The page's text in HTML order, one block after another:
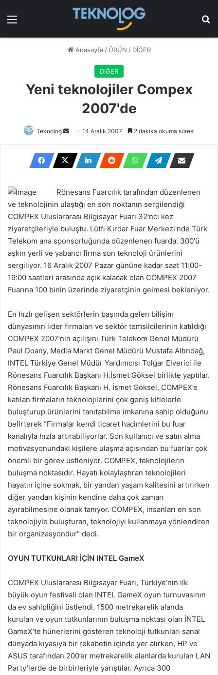
Menü
Anasayfa / ÜRÜN / DİĞER
DİĞER
Yeni teknolojiler Compex
2007'de
Teknolog
Bir
posta
göndermek
14 Aralık 2007 2 dakika okuma süresi
Rönesans Fuarcılık tarafından düzenlenen
ve teknolojinin ulaştığı en son noktanın sergilendiği
COMPEX Uluslararası Bilgisayar Fuarı 32'nci kez
ziyaretçileriyle buluştu. Lütfi Kırdar Fuar Merkezi'nde Türk
Telekom ana sponsorluğunda düzenlenen fuarda. 300'ü
aşkın yerli ve yabancı firma son teknoloji ürünlerini
sergiliyor. 16 Aralık 2007 Pazar gününe kadar saat 11:00-
19:00 saatleri arasında açık kalacak olan COMPEX 2007
Fuarına 100 binin üzerinde ziyaretçinin gelmesi bekleniyor.
En hızlı gelişen sektörlerin başında gelen bilişim
dünyasının lider firmaları ve sektör temsilcilerinin katıldığı
COMPEX 2007’nin açılışını Türk Telekom Genel Müdürü
Paul Doany, Media Markt Genel Müdürü Mustafa Altındağ,
INTEL Türkiye Genel Müdür Yardımcısı Tolgar Elverici ile
Rönesans Fuarcılık Başkanı H.İsmet Göksel birlikte yaptılar.
Rönesans Fuarcılık Başkanı H. İsmet Göksel, COMPEX’e
katılan firmaların teknolojilerini çok geniş kitlelerle
buluşturup ürünlerini tanıtabilme imkanına sahip olduğunu
belirterek “Firmalar kendi ticaret hacimlerini bu fuar
kanalıyla hızla artırabiliyorlar. Son kullanıcı ve satın alma
motivasyonundaki kişilere ulaşma açısından bu fuarlar çok
önemli bir görev üstleniyor. COMPEX, teknolojilerin
buluşma noktasıdır. Hayatı kolaylaştıran teknolojileri
hayatın içine sokmak, bir yandan yaşam kalitesini artırırken
diğer yandan kişinin kendine daha çok zaman
ayırabilmesine olanak tanıyor. COMPEX, insanları en son
teknolojiyle buluşturan, teknolojiyi kullanmaya yönlendiren
bir organizasyondur” dedi.
OYUN TUTKUNLARI İÇİN INTEL GameX
COMPEX Uluslararası Bilgisayar Fuarı, Türkiye’nin ilk
büyük oyun festivali olan INTEL GameX oyun turnuvasının
da ev sahipliğini üstlendi. 1500 metrekarelik alanda
kurulan ve oyun tutkunlarının buluşma noktası olan İNTEL
GameX’te hünerlerini gösteren teknoloji tutkunları sanal
dünyada kıyasıya bir rekabetin içinde yer alırken, HP ve
ASUS tarafından 200’er metrekarelik alanlarda kurulan LAN
Party’lerde de birbirleriyle yarıştılar. Ayrıca 300